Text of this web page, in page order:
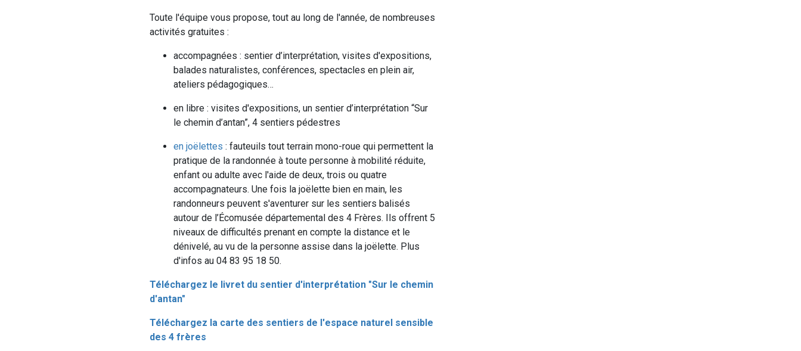
Toute l'équipe vous propose, tout au long de l'année, de nombreuses
activités gratuites :
accompagnées : sentier d’interprétation, visites d'expositions,
balades naturalistes, conférences, spectacles en plein air,
ateliers pédagogiques…
en libre : visites d'expositions, un sentier d’interprétation “Sur
le chemin d’antan”, 4 sentiers pédestres
en joëlettes : fauteuils tout terrain mono-roue qui permettent la
pratique de la randonnée à toute personne à mobilité réduite,
enfant ou adulte avec l'aide de deux, trois ou quatre
accompagnateurs. Une fois la joëlette bien en main, les
randonneurs peuvent s'aventurer sur les sentiers balisés
autour de l’Écomusée départemental des 4 Frères. Ils offrent 5
niveaux de difficultés prenant en compte la distance et le
dénivelé, au vu de la personne assise dans la joëlette. Plus
d'infos au 04 83 95 18 50.
Téléchargez le livret du sentier d'interprétation "Sur le chemin
d'antan"
Téléchargez la carte des sentiers de l'espace naturel sensible
des 4 frères